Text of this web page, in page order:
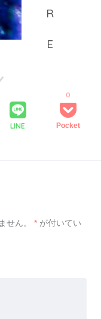
LINE Pocket
0
せん。 * が付いてい